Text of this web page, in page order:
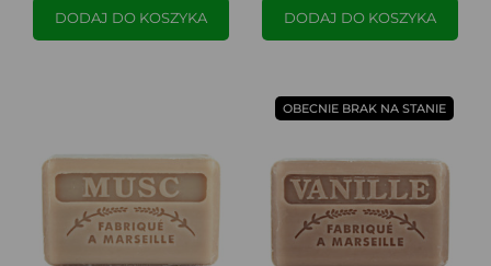
DODAJ DO KOSZYKA DODAJ DO KOSZYKA
OBECNIE BRAK NA STANIE